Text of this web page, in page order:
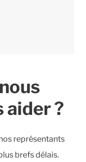
aider ?
représentants
brefs délais.